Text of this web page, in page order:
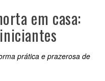
em casa:
prática e prazerosa de